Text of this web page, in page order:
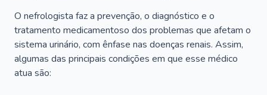
O nefrologista faz a prevenção, o diagnóstico e o
tratamento medicamentoso dos problemas que afetam o
sistema urinário, com ênfase nas doenças renais. Assim,
algumas das principais condições em que esse médico
atua são: